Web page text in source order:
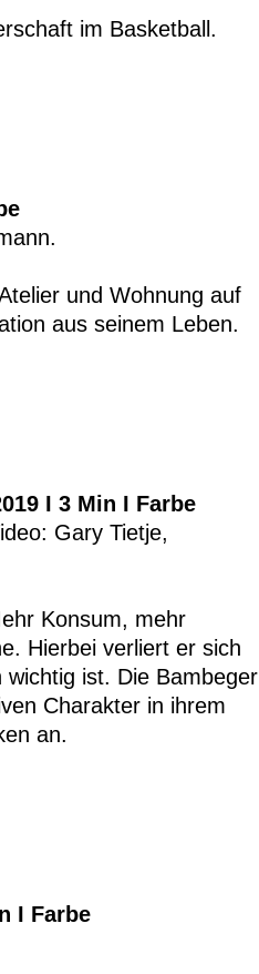
im Basketball.
und Wohnung auf
aus seinem Leben.
I 3 Min I Farbe
Gary Tietje,
Konsum, mehr
Hierbei verliert er sich
ist. Die Bambeger
Charakter in ihrem
an.
I Farbe